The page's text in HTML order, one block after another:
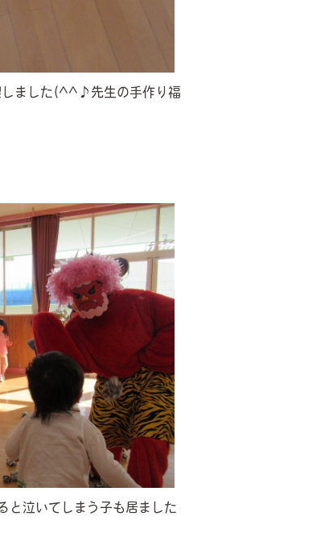
しました(^^♪先生の手作り福
泣いてしまう子も居ました